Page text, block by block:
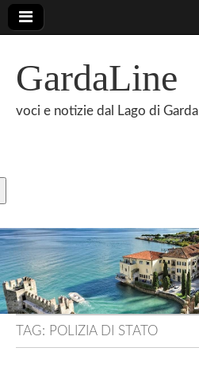
GardaLine
voci e notizie dal Lago di Garda
TAG: POLIZIA DI STATO